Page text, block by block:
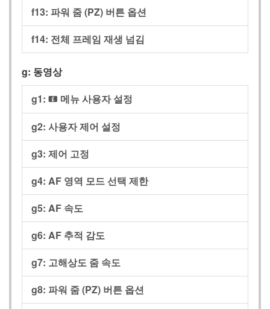
f13: 파워 줌 (PZ) 버튼 옵션
f14: 전체 프레임 재생 넘김
g: 동영상
g1: i 메뉴 사용자 설정
g2: 사용자 제어 설정
g3: 제어 고정
g4: AF 영역 모드 선택 제한
g5: AF 속도
g6: AF 추적 감도
g7: 고해상도 줌 속도
g8: 파워 줌 (PZ) 버튼 옵션